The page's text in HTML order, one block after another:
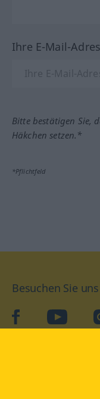
Ihre E-Mail-
Bitte bestätigen Sie,
Häkchen setzen.*
*Pflichtfeld
Besuchen Sie
facebookYouTube